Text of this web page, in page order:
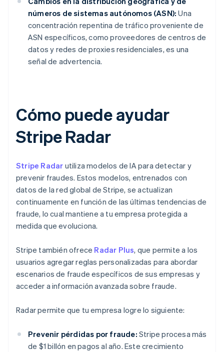
números de sistemas autónomos (ASN): Una
concentración repentina de tráfico proveniente de
ASN específicos, como proveedores de centros de
datos y redes de proxies residenciales, es una
señal de advertencia.
Cómo puede ayudar
Stripe Radar
Stripe Radar utiliza modelos de IA para detectar y
prevenir fraudes. Estos modelos, entrenados con
datos de la red global de Stripe, se actualizan
continuamente en función de las últimas tendencias de
fraude, lo cual mantiene a tu empresa protegida a
medida que evoluciona.
Stripe también ofrece Radar Plus, que permite a los
usuarios agregar reglas personalizadas para abordar
escenarios de fraude específicos de sus empresas y
acceder a información avanzada sobre fraude.
Radar permite que tu empresa logre lo siguiente:
Prevenir pérdidas por fraude: Stripe procesa más
de $1 billón en pagos al año. Este crecimiento